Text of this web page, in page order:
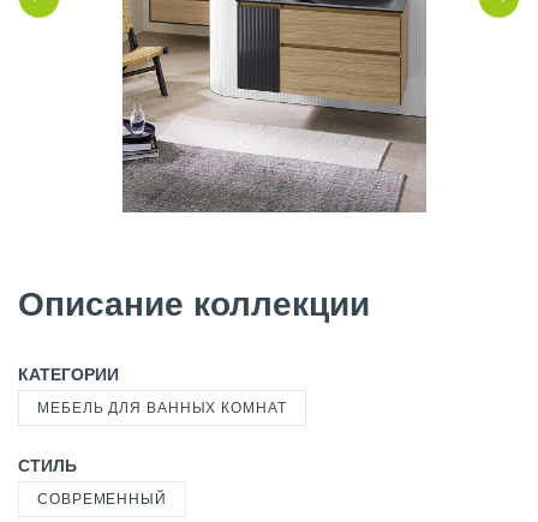
Описание коллекции
КАТЕГОРИИ
МЕБЕЛЬ ДЛЯ ВАННЫХ КОМНАТ
СТИЛЬ
СОВРЕМЕННЫЙ